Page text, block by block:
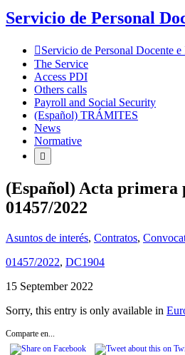
Servicio de Personal
Servicio de Personal Docente
The Service
Access PDI
Others calls
Payroll and Social Security
(Español) TRÁMITES
News
Normative
(Español) Acta primera
01457/2022
Asuntos de interés, Contratos,
01457/2022, DC1904
15 September 2022
Sorry, this entry is only available in
Comparte en...